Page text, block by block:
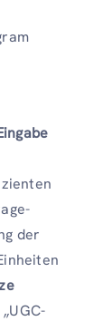
der